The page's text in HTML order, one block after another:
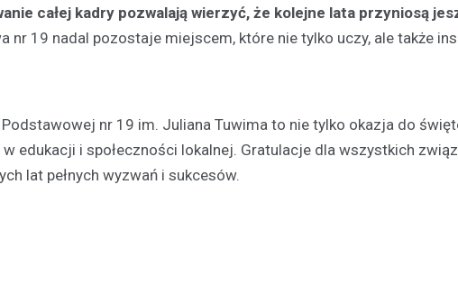
całej kadry pozwalają wierzyć, że kolejne lata przyniosą
nr 19 nadal pozostaje miejscem, które nie tylko uczy, ale także
nr 19 im. Juliana Tuwima to nie tylko okazja do
edukacji i społeczności lokalnej. Gratulacje dla wszystkich
lat pełnych wyzwań i sukcesów.